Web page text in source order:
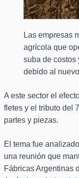
Las empresas
agrícola que
suba de costos
debido al
A este sector el
fletes y el tributo del
partes y piezas.
El tema fue
una reunión que
Fábricas Argentinas